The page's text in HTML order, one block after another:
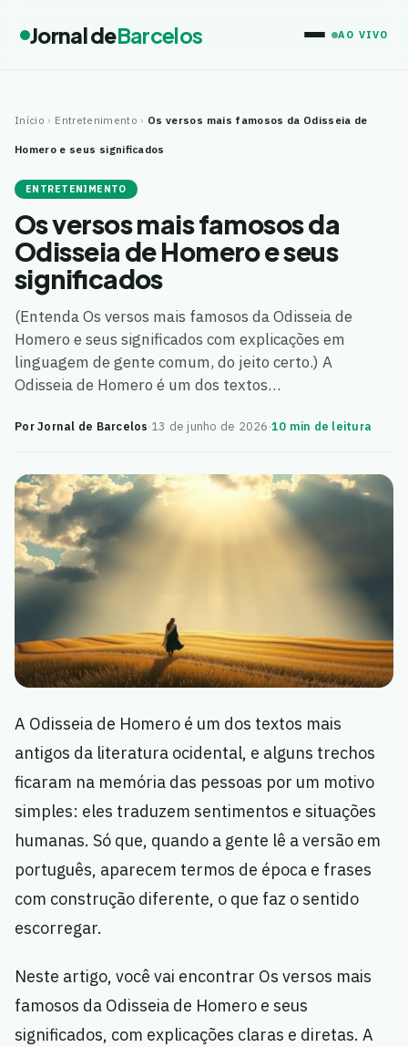
Jornal deBarcelos AO VIVO
Início › Entretenimento › Os versos mais famosos da Odisseia de
Homero e seus significados
ENTRETENIMENTO
Os versos mais famosos da
Odisseia de Homero e seus
significados
(Entenda Os versos mais famosos da Odisseia de
Homero e seus significados com explicações em
linguagem de gente comum, do jeito certo.) A
Odisseia de Homero é um dos textos…
Por Jornal de Barcelos·13 de junho de 2026·10 min de leitura
A Odisseia de Homero é um dos textos mais
antigos da literatura ocidental, e alguns trechos
ficaram na memória das pessoas por um motivo
simples: eles traduzem sentimentos e situações
humanas. Só que, quando a gente lê a versão em
português, aparecem termos de época e frases
com construção diferente, o que faz o sentido
escorregar.
Neste artigo, você vai encontrar Os versos mais
famosos da Odisseia de Homero e seus
significados, com explicações claras e diretas. A